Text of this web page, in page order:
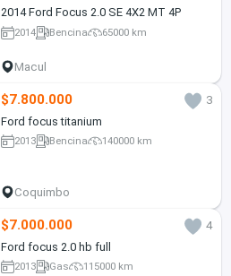
2014 Ford Focus 2.0 SE 4X2 MT 4P
2014 Bencina 65000 km
Macul
$7.800.000
3
Ford focus titanium
2013 Bencina 140000 km
Coquimbo
$7.000.000
4
Ford focus 2.0 hb full
2013 Gas 115000 km